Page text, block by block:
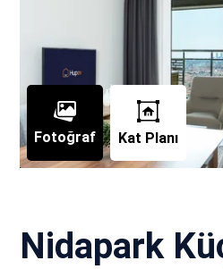
Fotoğraf Kat Planı
Nidapark